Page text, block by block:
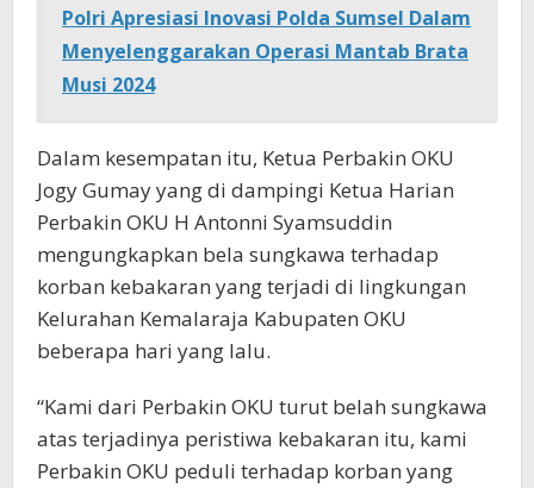
Polri Apresiasi Inovasi Polda Sumsel Dalam
Menyelenggarakan Operasi Mantab Brata
Musi 2024
Dalam kesempatan itu, Ketua Perbakin OKU
Jogy Gumay yang di dampingi Ketua Harian
Perbakin OKU H Antonni Syamsuddin
mengungkapkan bela sungkawa terhadap
korban kebakaran yang terjadi di lingkungan
Kelurahan Kemalaraja Kabupaten OKU
beberapa hari yang lalu.
“Kami dari Perbakin OKU turut belah sungkawa
atas terjadinya peristiwa kebakaran itu, kami
Perbakin OKU peduli terhadap korban yang